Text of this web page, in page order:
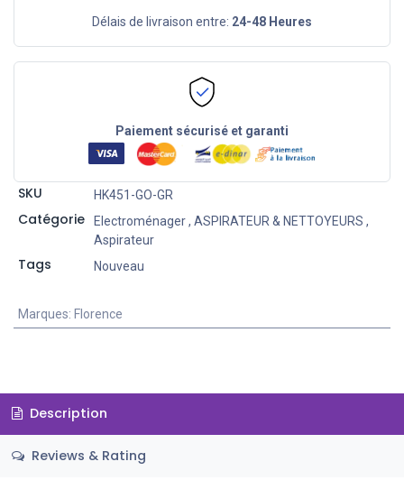
Délais de livraison entre: 24-48 Heures
Paiement sécurisé et garanti
SKU HK451-GO-GR
Catégorie Electroménager, ASPIRATEUR & NETTOYEURS ,
Aspirateur
Tags Nouveau
Marques: Florence
Description
Reviews & Rating